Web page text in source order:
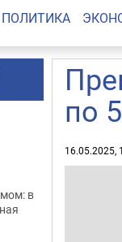
ПОЛИТИКА
по
16.05.2025,
в